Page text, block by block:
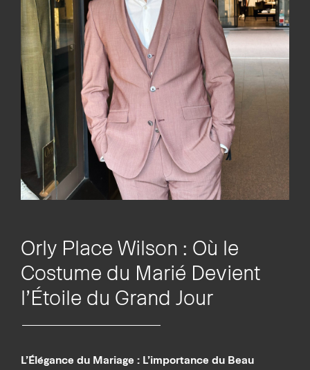
Orly Place Wilson : Où le
Costume du Marié Devient
l’Étoile du Grand Jour
L’Élégance du Mariage : L’importance du Beau
En savoir plus. J'ai compris.